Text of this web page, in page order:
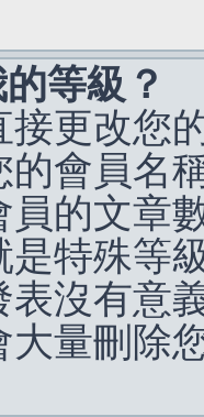
等級？
接更改您
的會員名
員的文章
是特殊等
表沒有意
大量刪除